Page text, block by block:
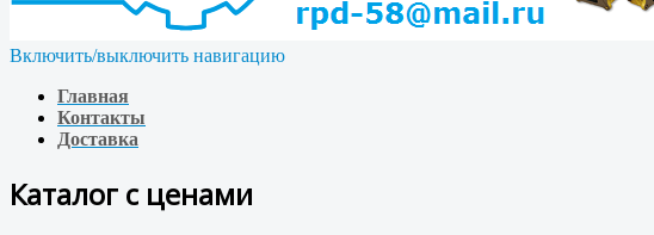
Включить/выключить навигацию
Главная
Контакты
Доставка
Каталог с ценами